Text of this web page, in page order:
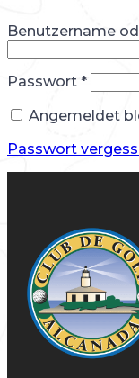
Benutzername
Passwort *
Angemeldet
Passwort